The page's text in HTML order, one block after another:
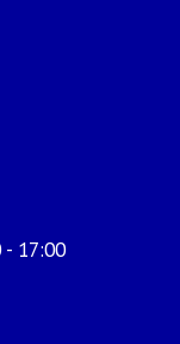
- 17:00